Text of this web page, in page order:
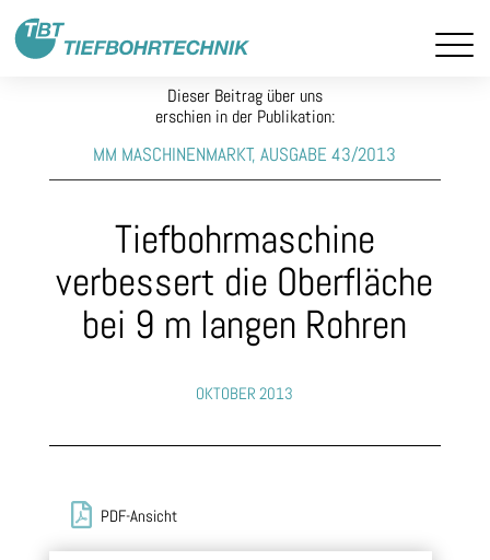
Dieser Beitrag über uns
erschien in der Publikation:
MM MASCHINENMARKT, AUSGABE 43/2013
Tiefbohrmaschine
verbessert die Oberfläche
bei 9 m langen Rohren
OKTOBER 2013
 PDF-Ansicht